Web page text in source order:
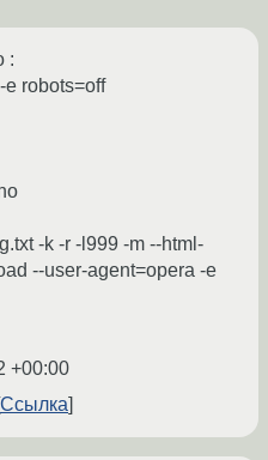
:
e robots=off
-k -r -l999 -m --html-
--user-agent=opera -e
+00:00
Ссылка